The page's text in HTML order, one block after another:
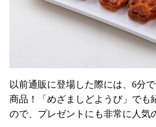
以前通販に登場した際には、6分
商品！「めざましどようび」でも
ので、プレゼントにも非常に人気